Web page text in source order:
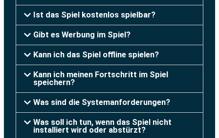
Ist das Spiel kostenlos spielbar?
Gibt es Werbung im Spiel?
Kann ich das Spiel offline spielen?
Kann ich meinen Fortschritt im Spiel
speichern?
Was sind die Systemanforderungen?
Was soll ich tun, wenn das Spiel nicht
installiert wird oder abstürzt?